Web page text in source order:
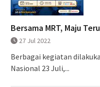
Bersama MRT, Maju
27 Jul 2022
Berbagai kegiatan
Nasional 23 Juli,...